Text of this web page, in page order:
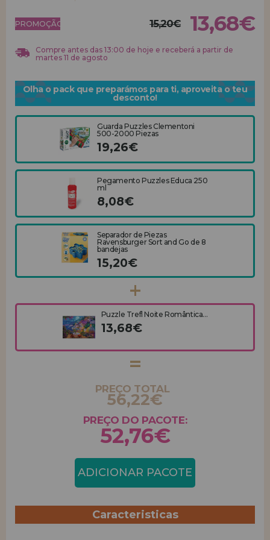
REGISTRO DE REVENDEDOR
PROMOÇÃO! 15,20€ 13,68€
Compre antes das 13:00 de hoje e receberá a partir de
martes 11 de agosto
Olha o pack que preparámos para ti, aproveita o teu
desconto!
Guarda Puzzles Clementoni
500-2000 Piezas
19,26€
Pegamento Puzzles Educa 250
ml
8,08€
Separador de Piezas
Ravensburger Sort and Go de 8
bandejas
15,20€
Puzzle Trefl Noite Romântica...
13,68€
PREÇO TOTAL
56,22€
PREÇO DO PACOTE:
52,76€
ADICIONAR PACOTE
Caracteristicas